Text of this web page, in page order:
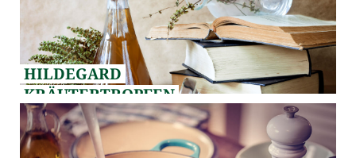
HILDEGARD
KRÄUTERTROPFEN